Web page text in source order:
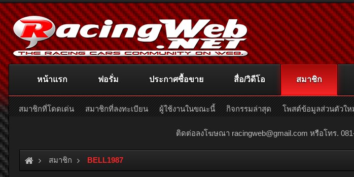
ติดต่อลงโฆษณา racingweb@gmail.com หรือโทร.
สมาชิก BELL1987
หน้าแรก ฟอรั่ม ประกาศซื้อขาย สื่อ/วิดีโอ สมาชิก
สมาชิกที่โดดเด่น สมาชิกที่ลงทะเบียน ผู้ใช้งานในขณะนี้ กิจกรรมล่าสุด โพสต์ข้อมูลส่วนตัวให